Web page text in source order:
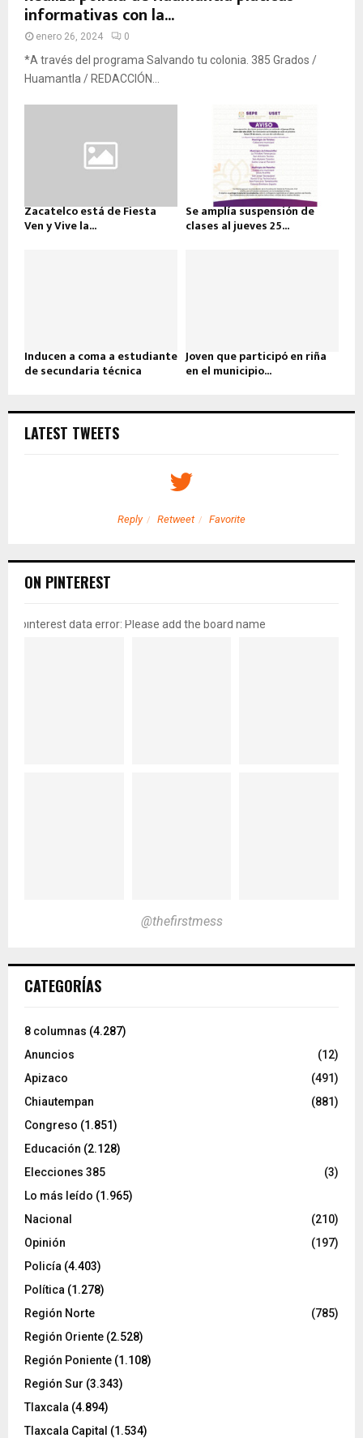
informativas con la...
enero 26, 2024 0
*A través del programa Salvando tu colonia. 385 Grados /
Huamantla / REDACCIÓN...
Zacatelco está de Fiesta
Ven y Vive la...
Se amplía suspensión de
clases al jueves 25...
Inducen a coma a estudiante
de secundaria técnica
Joven que participó en riña
en el municipio...
LATEST TWEETS
Reply Retweet Favorite
ON PINTEREST
pinterest data error: Please add the board name
@thefirstmess
CATEGORÍAS
8 columnas (4.287)
Anuncios
(12)
Apizaco
(491)
Chiautempan
(881)
Congreso (1.851)
Educación (2.128)
Elecciones 385
(3)
Lo más leído (1.965)
Nacional
(210)
Opinión
(197)
Policía (4.403)
Política (1.278)
Región Norte
(785)
Región Oriente (2.528)
Región Poniente (1.108)
Región Sur (3.343)
Tlaxcala (4.894)
Tlaxcala Capital (1.534)